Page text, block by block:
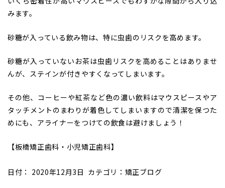
みます。
砂糖が入っている飲み物は、特に虫歯のリスクを高めます。
砂糖が入っていないお茶は虫歯リスクを高めることはありませ
んが、ステインが付きやすくなってしまいます。
その他、コーヒーや紅茶など色の濃い飲料はマウスピースやア
タッチメントのまわりが着色してしまいますので清潔を保つた
めにも、アライナーをつけての飲食は避けましょう！
【板橋矯正歯科・小児矯正歯科】
日付： 2020年12月3日 カテゴリ： 矯正ブログ